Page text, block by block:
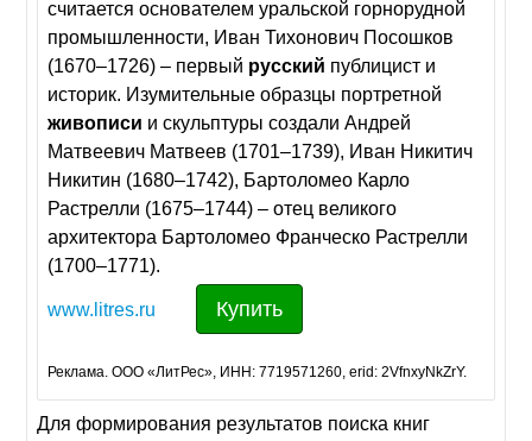
считается основателем уральской горнорудной
промышленности, Иван Тихонович Посошков
(1670–1726) – первый русский публицист и
историк. Изумительные образцы портретной
живописи и скульптуры создали Андрей
Матвеевич Матвеев (1701–1739), Иван Никитич
Никитин (1680–1742), Бартоломео Карло
Растрелли (1675–1744) – отец великого
архитектора Бартоломео Франческо Растрелли
(1700–1771).
www.litres.ru Купить
Реклама. ООО «ЛитРес», ИНН: 7719571260, erid: 2VfnxyNkZrY.
Для формирования результатов поиска книг